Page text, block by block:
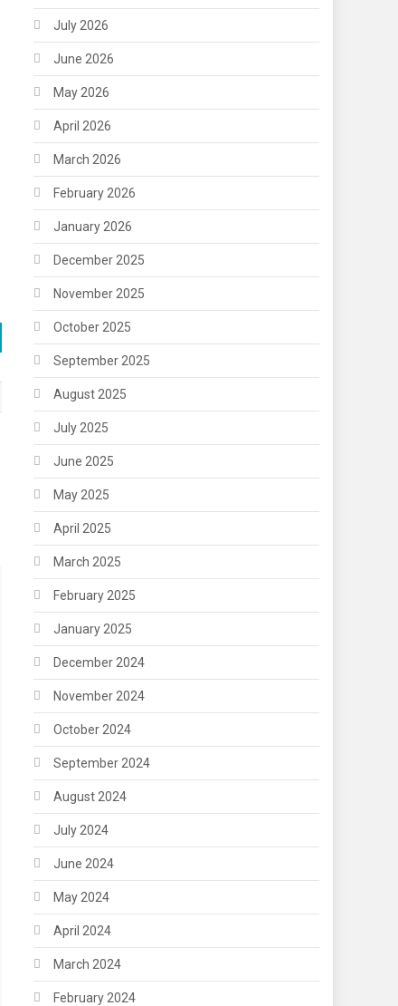
July 2026
June 2026
May 2026
April 2026
March 2026
February 2026
January 2026
December 2025
November 2025
October 2025
September 2025
August 2025
July 2025
June 2025
May 2025
April 2025
March 2025
February 2025
January 2025
December 2024
November 2024
October 2024
September 2024
August 2024
July 2024
June 2024
May 2024
April 2024
March 2024
February 2024